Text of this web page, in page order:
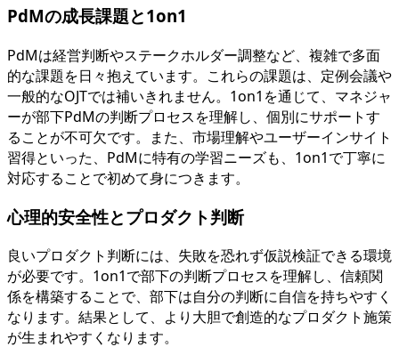
PdMの成長課題と1on1
PdMは経営判断やステークホルダー調整など、複雑で多面
的な課題を日々抱えています。これらの課題は、定例会議や
一般的なOJTでは補いきれません。1on1を通じて、マネジャ
ーが部下PdMの判断プロセスを理解し、個別にサポートす
ることが不可欠です。また、市場理解やユーザーインサイト
習得といった、PdMに特有の学習ニーズも、1on1で丁寧に
対応することで初めて身につきます。
心理的安全性とプロダクト判断
良いプロダクト判断には、失敗を恐れず仮説検証できる環境
が必要です。1on1で部下の判断プロセスを理解し、信頼関
係を構築することで、部下は自分の判断に自信を持ちやすく
なります。結果として、より大胆で創造的なプロダクト施策
が生まれやすくなります。